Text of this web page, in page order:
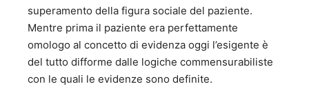
superamento della figura sociale del paziente.
Mentre prima il paziente era perfettamente
omologo al concetto di evidenza oggi l’esigente è
del tutto difforme dalle logiche commensurabiliste
con le quali le evidenze sono definite.